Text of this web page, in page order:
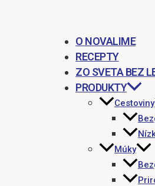
O NOVALIME
RECEPTY
ZO SVETA BEZ
PRODUKTY
Cestoviny
Múky